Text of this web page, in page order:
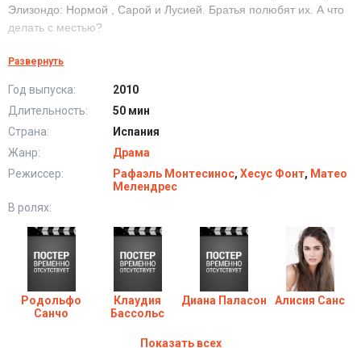
Элизондо: Нормой , Сарой и Лусией. Братья полюбят их. А что
делать с местью?
Развернуть
Год выпуска:
2010
Длительность:
50 мин
Страна:
Испания
Жанр:
Драма
Режиссер:
Рафаэль Монтесинос, Хесус Фонт, Матео
Мелендрес
В ролях:
Родольфо
Санчо
Клаудия
Бассольс
Диана Паласон Алисия Санс
Показать всех